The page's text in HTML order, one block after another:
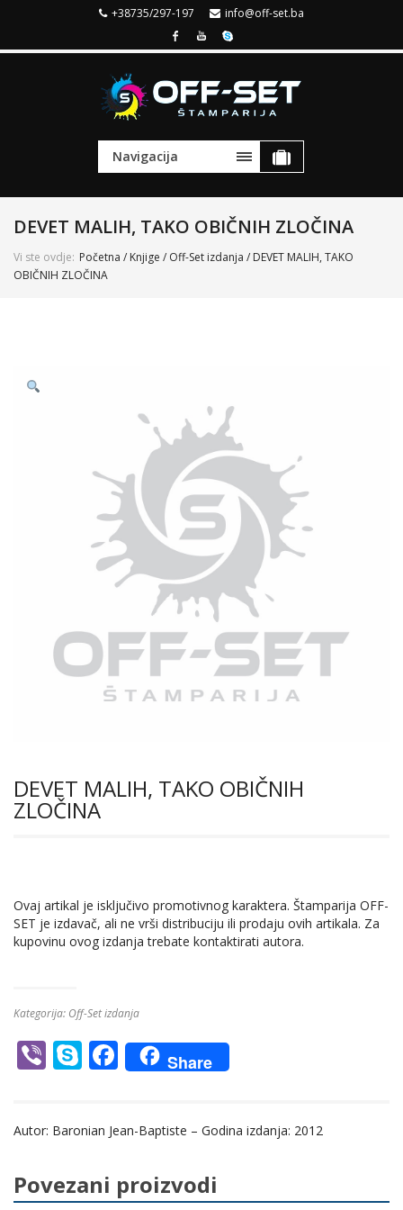
+38735/297-197 info@off-set.ba
Navigacija
DEVET MALIH, TAKO OBIČNIH ZLOČINA
Vi ste ovdje: Početna / Knjige / Off-Set izdanja / DEVET MALIH, TAKO
OBIČNIH ZLOČINA
DEVET MALIH, TAKO OBIČNIH
ZLOČINA
Ovaj artikal je isključivo promotivnog karaktera. Štamparija OFF-
SET je izdavač, ali ne vrši distribuciju ili prodaju ovih artikala. Za
kupovinu ovog izdanja trebate kontaktirati autora.
Kategorija: Off-Set izdanja
Vi S
p
F
ac
b
o
Share
Autor: Baronian Jean-Baptiste – Godina izdanja: 2012
Povezani proizvodi